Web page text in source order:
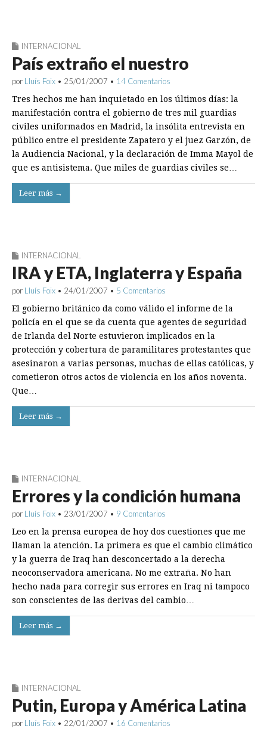
INTERNACIONAL
País extraño el nuestro
por Lluís Foix • 25/01/2007 • 14 Comentarios
Tres hechos me han inquietado en los últimos días: la
manifestación contra el gobierno de tres mil guardias
civiles uniformados en Madrid, la insólita entrevista en
público entre el presidente Zapatero y el juez Garzón, de
la Audiencia Nacional, y la declaración de Imma Mayol de
que es antisistema. Que miles de guardias civiles se…
Leer más →
INTERNACIONAL
IRA y ETA, Inglaterra y España
por Lluís Foix • 24/01/2007 • 5 Comentarios
El gobierno británico da como válido el informe de la
policía en el que se da cuenta que agentes de seguridad
de Irlanda del Norte estuvieron implicados en la
protección y cobertura de paramilitares protestantes que
asesinaron a varias personas, muchas de ellas católicas, y
cometieron otros actos de violencia en los años noventa.
Que…
Leer más →
INTERNACIONAL
Errores y la condición humana
por Lluís Foix • 23/01/2007 • 9 Comentarios
Leo en la prensa europea de hoy dos cuestiones que me
llaman la atención. La primera es que el cambio climático
y la guerra de Iraq han desconcertado a la derecha
neoconservadora americana. No me extraña. No han
hecho nada para corregir sus errores en Iraq ni tampoco
son conscientes de las derivas del cambio…
Leer más →
INTERNACIONAL
Putin, Europa y América Latina
por Lluís Foix • 22/01/2007 • 16 Comentarios